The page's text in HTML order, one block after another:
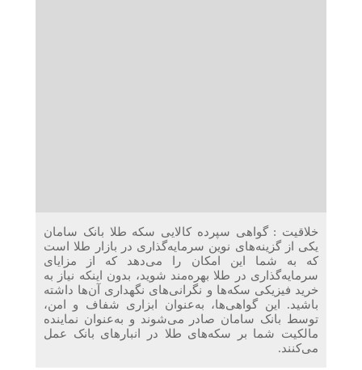
خلاقیت : گواهی سپرده کالایی سکه طلا بانک سامان
یکی از گزینه‌های نوین سرمایه‌گذاری در بازار طلا است
که به شما این امکان را می‌دهد که از مزایای
سرمایه‌گذاری در طلا بهره‌مند شوید، بدون اینکه نیاز به
خرید فیزیکی سکه‌ها و نگرانی‌های نگهداری آن‌ها داشته
باشید. این گواهی‌ها، به‌عنوان ابزاری شفاف و امن،
توسط بانک سامان صادر می‌شوند و به‌عنوان نماینده
مالکیت شما بر سکه‌های طلا در انبارهای بانک عمل
می‌کنند.